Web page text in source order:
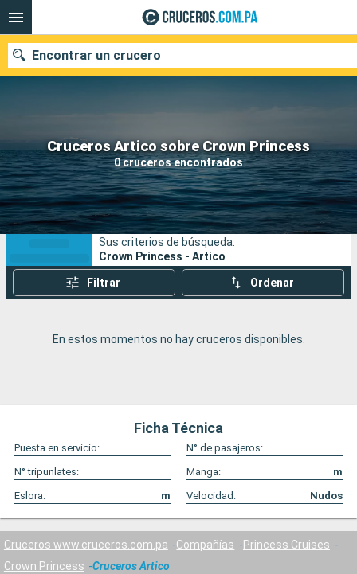
Cruceros Artico sobre Crown Princess
0 cruceros encontrados
Encontrar un crucero
Nuestros destinos
Fecha de salida
Puertos Compañías
Buscar
Sus criterios de búsqueda:
Crown Princess - Artico
Filtrar Ordenar
En estos momentos no hay cruceros disponibles.
Ficha Técnica
Puesta en servicio:
N° de pasajeros:
N° tripunlates:
Manga:
m
Eslora:
m Velocidad: Nudos
Cruceros www.cruceros.com.pa Compañías
Princess Cruises
Crown Princess
Cruceros Artico